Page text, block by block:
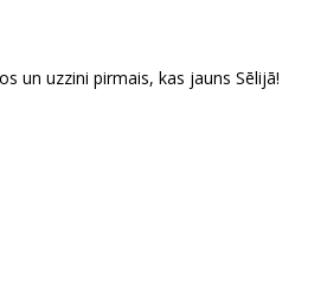
un uzzini pirmais, kas jauns Sēlijā!